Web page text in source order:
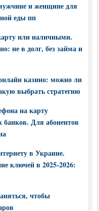
и женщине для
еды пп
или наличными.
не в долг, без займа и
казино: можно ли
выбрать стратегию
на карту
Для абонентов
в Украине.
ключей в 2025-2026:
чтобы